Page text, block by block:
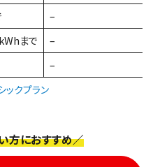
–
まで
–
–
ックプラン
方におすすめ／